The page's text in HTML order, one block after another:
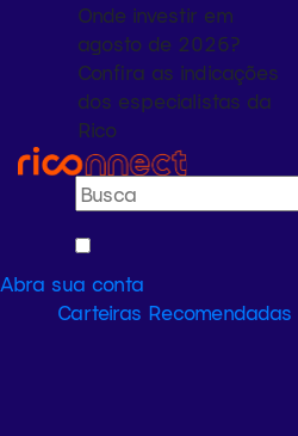
Onde investir em
agosto de 2026?
Confira as indicações
dos especialistas da
Rico
Abra sua conta
Carteiras Recomendadas